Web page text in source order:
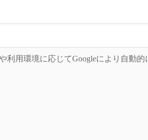
用環境に応じてGoogleにより自動